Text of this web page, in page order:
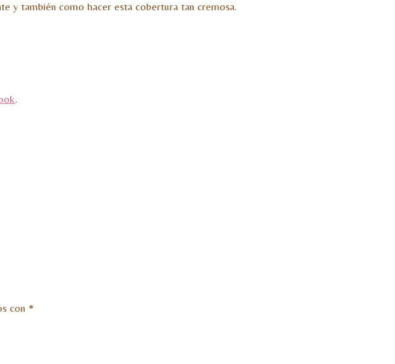
y también como hacer esta cobertura tan cremosa.
.
con *